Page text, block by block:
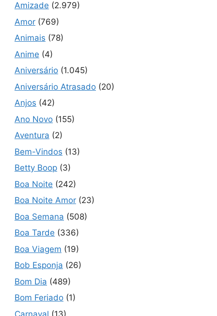
Amizade (2.979)
Amor (769)
Animais (78)
Anime (4)
Aniversário (1.045)
Aniversário Atrasado (20)
Anjos (42)
Ano Novo (155)
Aventura (2)
Bem-Vindos (13)
Betty Boop (3)
Boa Noite (242)
Boa Noite Amor (23)
Boa Semana (508)
Boa Tarde (336)
Boa Viagem (19)
Bob Esponja (26)
Bom Dia (489)
Bom Feriado (1)
Carnaval (13)